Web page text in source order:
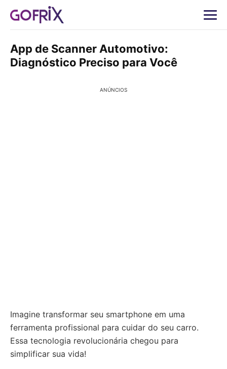
App de Scanner Automotivo:
Diagnóstico Preciso para Você
ANÚNCIOS
Imagine transformar seu smartphone em uma
ferramenta profissional para cuidar do seu carro.
Essa tecnologia revolucionária chegou para
simplificar sua vida!